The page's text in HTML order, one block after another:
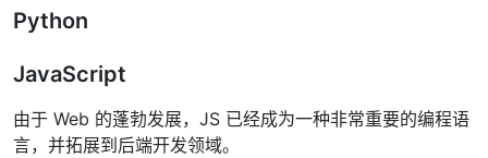
Python
JavaScript
由于 Web 的蓬勃发展，JS 已经成为一种非常重要的编程语
言，并拓展到后端开发领域。